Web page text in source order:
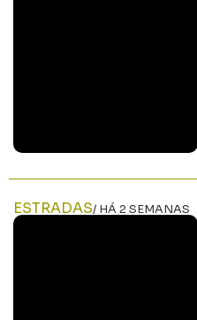
ESTRADAS/ HÁ 2 SEMANAS